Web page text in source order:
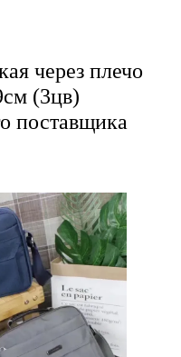
через плечо
(3цв)
поставщика